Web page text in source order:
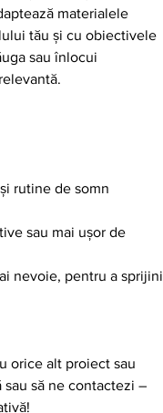
materialele
tău și cu obiectivele
sau înlocui
rutine de somn
sau mai ușor de
nevoie, pentru a sprijini
orice alt proiect sau
să ne contactezi –